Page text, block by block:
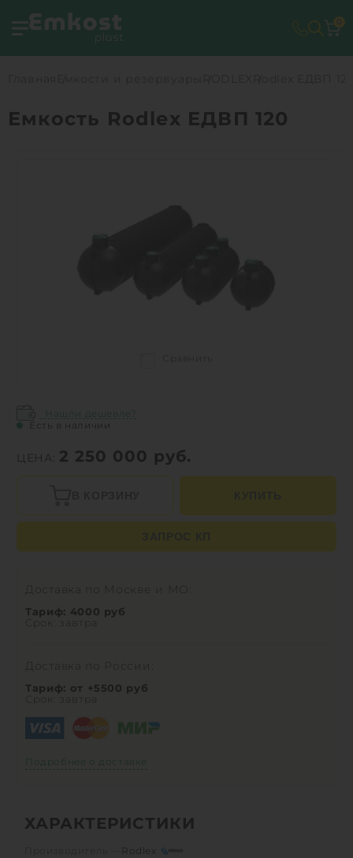
Емкость Rodlex ЕДВП 120
Нашли дешевле?
Есть в наличии
ЦЕНА: 2 250 000 руб.
Доставка по Москве и МО:
Тариф: 4000 руб
Срок: завтра
Доставка по России:
Тариф: от +5500 руб
Срок: завтра
Подробнее о доставке
ХАРАКТЕРИСТИКИ
Rodlex